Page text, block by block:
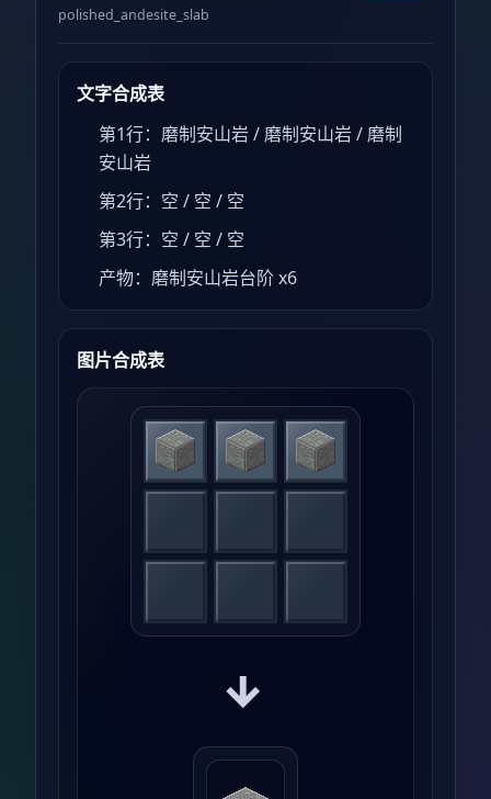
polished_andesite_slab
文字合成表
第1行：磨制安山岩 / 磨制安山岩 / 磨制
安山岩
第2行：空 / 空 / 空
第3行：空 / 空 / 空
产物：磨制安山岩台阶 x6
图片合成表
→